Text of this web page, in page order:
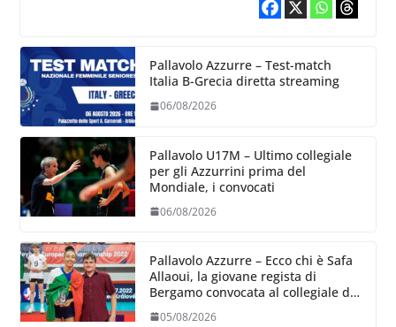
Pallavolo Azzurre – Test-match
Italia B-Grecia diretta streaming
06/08/2026
Pallavolo U17M – Ultimo collegiale
per gli Azzurrini prima del
Mondiale, i convocati
06/08/2026
Pallavolo Azzurre – Ecco chi è Safa
Allaoui, la giovane regista di
Bergamo convocata al collegiale di
Cavalese
05/08/2026